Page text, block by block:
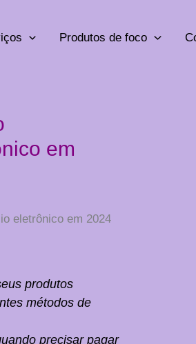
Produtos de foco
em
eletrônico em 2024
produtos
métodos de
precisar pagar